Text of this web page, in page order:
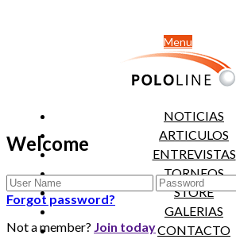
Menu
NOTICIAS
ARTICULOS
ENTREVISTAS
TORNEOS
STORE
GALERIAS
CONTACTO
Welcome
Forgot password?
Not a member? Join today